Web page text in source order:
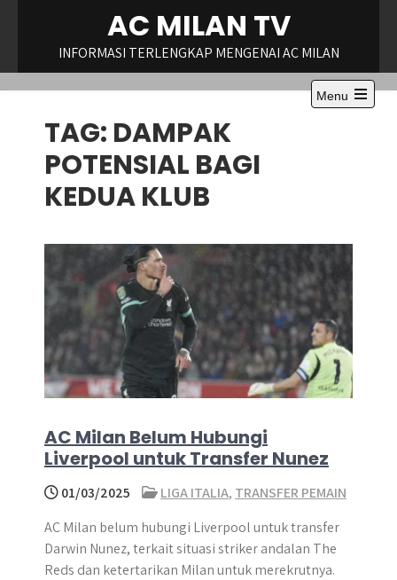
AC MILAN TV
INFORMASI TERLENGKAP MENGENAI AC MILAN
Menu
Open
TAG: DAMPAK
POTENSIAL BAGI
KEDUA KLUB
AC Milan Belum Hubungi
Liverpool untuk Transfer Nunez
01/03/2025 LIGA ITALIA, TRANSFER PEMAIN
AC Milan belum hubungi Liverpool untuk transfer
Darwin Nunez, terkait situasi striker andalan The
Reds dan ketertarikan Milan untuk merekrutnya.